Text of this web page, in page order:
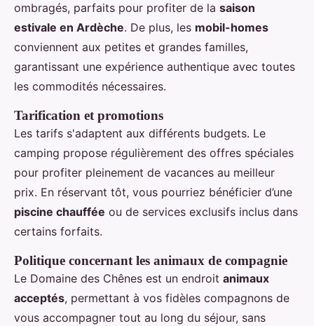
ombragés, parfaits pour profiter de la saison
estivale en Ardèche. De plus, les mobil-homes
conviennent aux petites et grandes familles,
garantissant une expérience authentique avec toutes
les commodités nécessaires.
Tarification et promotions
Les tarifs s'adaptent aux différents budgets. Le
camping propose régulièrement des offres spéciales
pour profiter pleinement de vacances au meilleur
prix. En réservant tôt, vous pourriez bénéficier d’une
piscine chauffée ou de services exclusifs inclus dans
certains forfaits.
Politique concernant les animaux de compagnie
Le Domaine des Chênes est un endroit animaux
acceptés, permettant à vos fidèles compagnons de
vous accompagner tout au long du séjour, sans